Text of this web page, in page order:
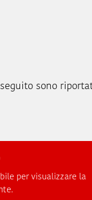
sono
per visualizzare la